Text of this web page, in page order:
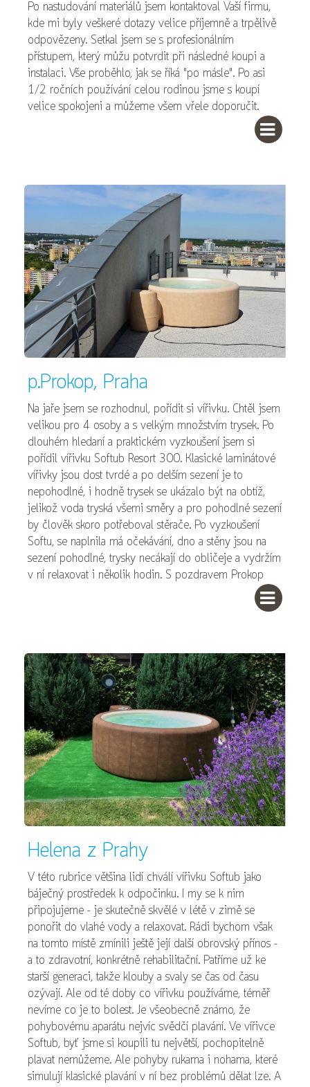
Po nastudování materiálů jsem kontaktoval Vaší firmu,
kde mi byly veškeré dotazy velice příjemně a trpělivě
odpovězeny. Setkal jsem se s profesionálním
přístupem, který můžu potvrdit při následné koupi a
instalaci. Vše proběhlo, jak se říká "po másle". Po asi
1/2 ročních používání celou rodinou jsme s koupí
velice spokojeni a můžeme všem vřele doporučit.
p.Prokop, Praha
Na jaře jsem se rozhodnul, pořídit si vířivku. Chtěl jsem
velikou pro 4 osoby a s velkým množstvím trysek. Po
dlouhém hledaní a praktickém vyzkoušení jsem si
pořídil vířivku Softub Resort 300. Klasické laminátové
vířivky jsou dost tvrdé a po delším sezení je to
nepohodlné, i hodně trysek se ukázalo být na obtíž,
jelikož voda tryská všemi směry a pro pohodlné sezení
by člověk skoro potřeboval stěrače. Po vyzkoušení
Softu, se naplnila má očekávání, dno a stěny jsou na
sezení pohodlné, trysky necákají do obličeje a vydržím
v ní relaxovat i několik hodin. S pozdravem Prokop
Helena z Prahy
V této rubrice většina lidí chválí vířivku Softub jako
báječný prostředek k odpočinku. I my se k nim
připojujeme – je skutečně skvělé v létě v zimě se
ponořit do vlahé vody a relaxovat. Rádi bychom však
na tomto místě zmínili ještě její další obrovský přínos –
a to zdravotní, konkrétně rehabilitační. Patříme už ke
starší generaci, takže klouby a svaly se čas od času
ozývají. Ale od té doby co vířivku používáme, téměř
nevíme co je to bolest. Je všeobecně známo, že
pohybovému aparátu nejvíc svědčí plavání. Ve vířivce
Softub, byť jsme si koupili tu největší, pochopitelně
plavat nemůžeme. Ale pohyby rukama i nohama, které
simulují klasické plavání v ní bez problémů dělat lze. A